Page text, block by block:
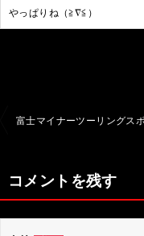
やっぱりね（≧∇≦）
ビ
ゲ
コメントを残す